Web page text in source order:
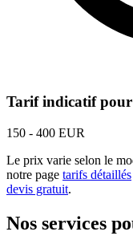
Tarif indicatif pour
150 - 400 EUR
Le prix varie selon le
notre page tarifs détaillés
devis gratuit.
Nos services